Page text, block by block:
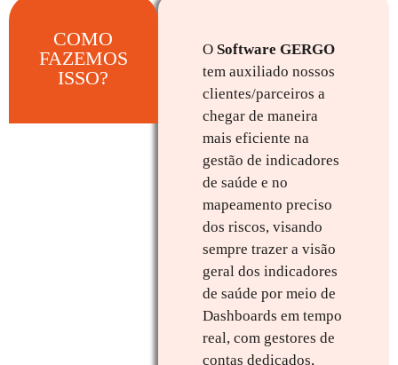
COMO
FAZEMOS
ISSO?
O Software GERGO
tem auxiliado nossos
clientes/parceiros a
chegar de maneira
mais eficiente na
gestão de indicadores
de saúde e no
mapeamento preciso
dos riscos, visando
sempre trazer a visão
geral dos indicadores
de saúde por meio de
Dashboards em tempo
real, com gestores de
contas dedicados,